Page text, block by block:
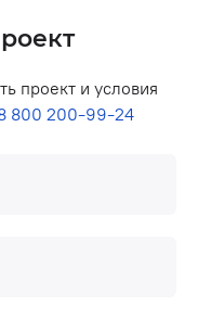
проект и условия
800 200-99-24